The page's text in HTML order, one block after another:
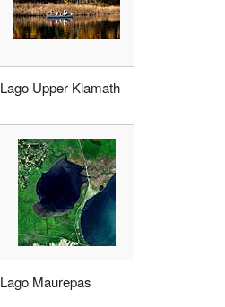
Lago Upper Klamath
Lago Maurepas